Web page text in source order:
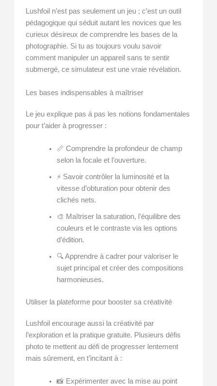
Lushfoil n’est pas seulement un jeu ; c’est un outil
pédagogique qui séduit autant les novices que les
curieux désireux de comprendre les bases de la
photographie. Si tu as toujours voulu savoir
comment manipuler un appareil sans te sentir
submergé, ce simulateur est une vraie révélation.
Les bases indispensables à maîtriser
Le jeu explique pas à pas les notions fondamentales
pour t’aider à progresser :
📏 Comprendre la profondeur de champ
selon la focale et l’ouverture.
⚡ Savoir contrôler la luminosité et la
vitesse d’obturation pour obtenir des
clichés nets.
🎨 Maîtriser la saturation, l’équilibre des
couleurs et le contraste via les options
d’édition.
🔍 Apprendre à cadrer pour valoriser le
sujet principal et créer des compositions
harmonieuses.
Utiliser la plateforme pour booster sa créativité
Lushfoil encourage aussi la créativité par
l’exploration et la pratique gratuite. Plusieurs défis
photo te mettent au défi de progresser lentement
mais sûrement, en t’incitant à :
📸 Expérimenter avec la mise au point